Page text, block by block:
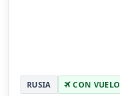
RUSIA CON VUELO